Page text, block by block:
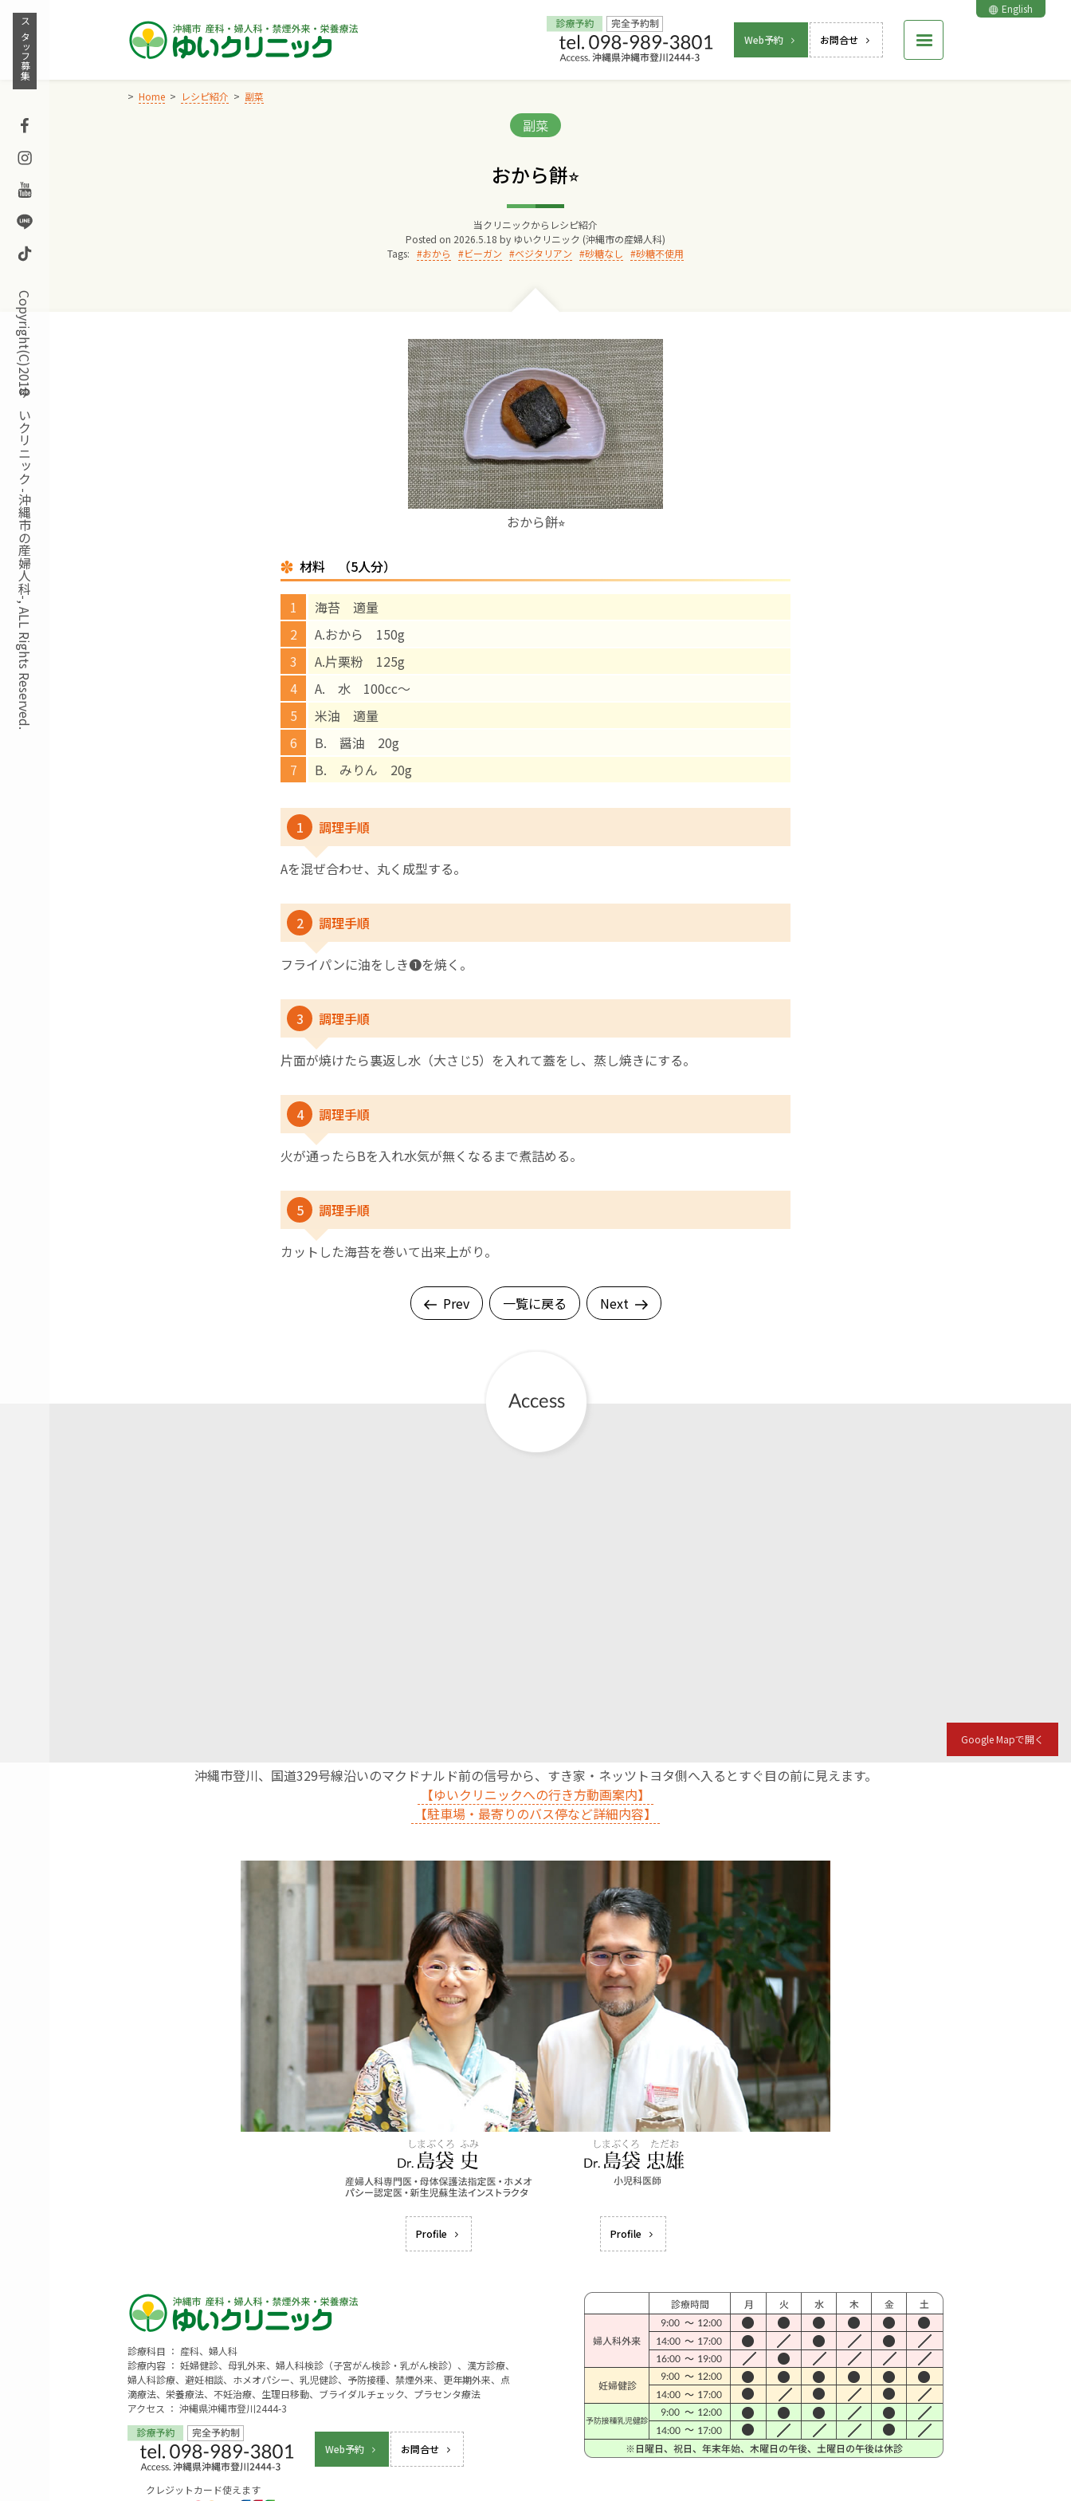
Skip
content
Web予約 お問合せ
English
スタッフ募集
Facebook
Instagram
Youtube
Line
TikTok
Copyright(C)2018ゆいクリニック -沖縄市の産婦人科-, ALL Rights Reserved.
Home レシピ紹介 副菜
Categories:
副菜
おから餅⭐︎
当クリニックからレシピ紹介
Posted on 2026.5.18 by ゆいクリニック (沖縄市の産婦人科)
Tags:
おから ビーガン ベジタリアン 砂糖なし 砂糖不使用
おから餅⭐︎
材料 （5人分）
海苔 適量
A.おから 150g
A.片栗粉 125g
A. 水 100cc〜
米油 適量
B. 醤油 20g
B. みりん 20g
1 調理手順
Aを混ぜ合わせ、丸く成型する。
2 調理手順
フライパンに油をしき❶を焼く。
3 調理手順
片面が焼けたら裏返し水（大さじ5）を入れて蓋をし、蒸し焼きにする。
4 調理手順
火が通ったらBを入れ水気が無くなるまで煮詰める。
5 調理手順
カットした海苔を巻いて出来上がり。
Prev 一覧に戻る Next
Google Mapで開く
沖縄市登川、国道329号線沿いのマクドナルド前の信号から、すき家・ネッツトヨタ側へ入るとすぐ目の前に見えます。
【ゆいクリニックへの行き方動画案内】
【駐車場・最寄りのバス停など詳細内容】
Profile Profile
診療科目 ： 産科、婦人科
診療内容 ： 妊婦健診、母乳外来、婦人科検診（子宮がん検診・乳がん検診）、漢方診療、
婦人科診療、避妊相談、ホメオパシー、乳児健診、予防接種、禁煙外来、更年期外来、点
滴療法、栄養療法、不妊治療、生理日移動、ブライダルチェック、プラセンタ療法
アクセス ： 沖縄県沖縄市登川2444-3
Web予約 お問合せ
クレジットカード使えます
Home
交通アクセス
院長からのごあいさつ
ゆいクリニックの経営理念
診療料金
妊婦健診
お産について
親と子の結びつき支援
母乳育児
予防接種
‘さんルーム’ でさまざまな講座・クラス
遠方にお住まいで当院での出産を希望される方へ
医師プロフィール
English Page